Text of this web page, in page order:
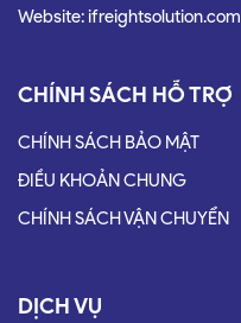
Website: ifreightsolution.com
CHÍNH SÁCH HỖ TRỢ
CHÍNH SÁCH BẢO MẬT
ĐIỀU KHOẢN CHUNG
CHÍNH SÁCH VẬN CHUYỂN
DỊCH VỤ